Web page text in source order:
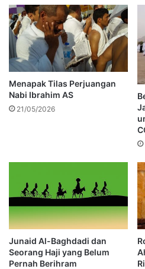
Menapak Tilas Perjuangan
Nabi Ibrahim AS
21/05/2026
Junaid Al-Baghdadi dan
Seorang Haji yang Belum
Pernah Berihram